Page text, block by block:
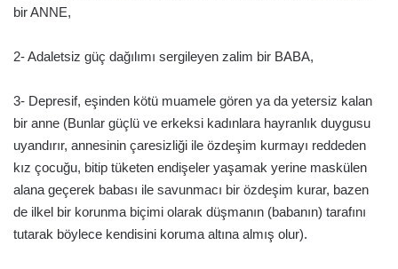
bir ANNE,
2- Adaletsiz güç dağılımı sergileyen zalim bir BABA,
3- Depresif, eşinden kötü muamele gören ya da yetersiz kalan
bir anne (Bunlar güçlü ve erkeksi kadınlara hayranlık duygusu
uyandırır, annesinin çaresizliği ile özdeşim kurmayı reddeden
kız çocuğu, bitip tüketen endişeler yaşamak yerine maskülen
alana geçerek babası ile savunmacı bir özdeşim kurar, bazen
de ilkel bir korunma biçimi olarak düşmanın (babanın) tarafını
tutarak böylece kendisini koruma altına almış olur).